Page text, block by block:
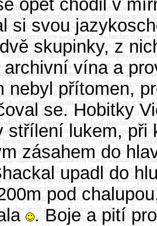
opět chodil v
si svou
skupinky, z
vína a
nebyl přítomen,
se. Hobitky
střílení lukem, při
zásahem do
upadl do
pod
. Boje a pití